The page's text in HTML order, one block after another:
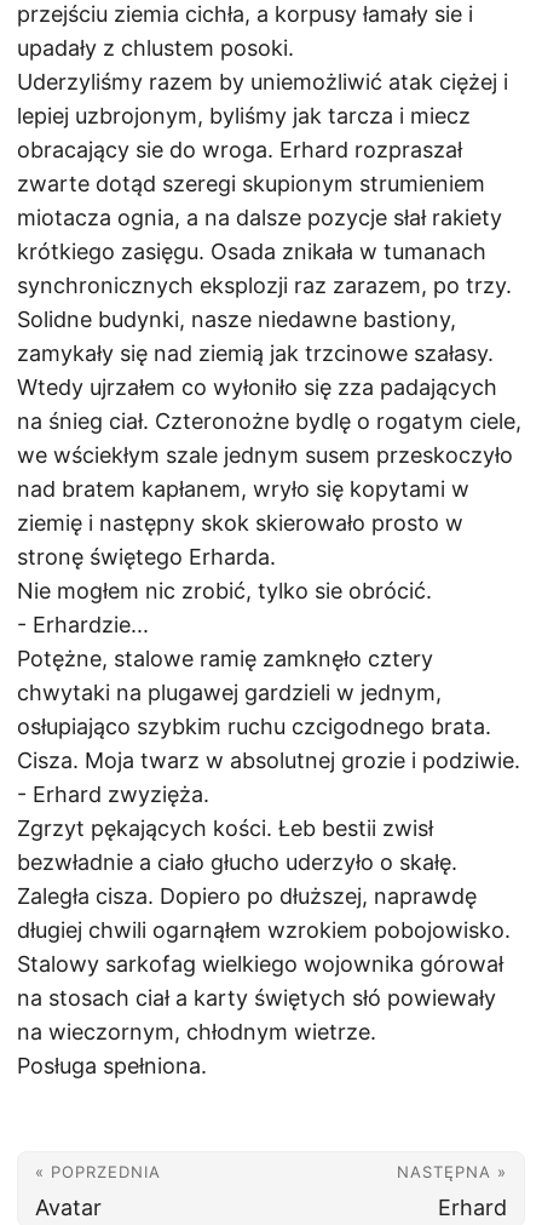
przejściu ziemia cichła, a korpusy łamały sie i
upadały z chlustem posoki.
Uderzyliśmy razem by uniemożliwić atak ciężej i
lepiej uzbrojonym, byliśmy jak tarcza i miecz
obracający sie do wroga. Erhard rozpraszał
zwarte dotąd szeregi skupionym strumieniem
miotacza ognia, a na dalsze pozycje słał rakiety
krótkiego zasięgu. Osada znikała w tumanach
synchronicznych eksplozji raz zarazem, po trzy.
Solidne budynki, nasze niedawne bastiony,
zamykały się nad ziemią jak trzcinowe szałasy.
Wtedy ujrzałem co wyłoniło się zza padających
na śnieg ciał. Czteronożne bydlę o rogatym ciele,
we wściekłym szale jednym susem przeskoczyło
nad bratem kapłanem, wryło się kopytami w
ziemię i następny skok skierowało prosto w
stronę świętego Erharda.
Nie mogłem nic zrobić, tylko sie obrócić.
- Erhardzie...
Potężne, stalowe ramię zamknęło cztery
chwytaki na plugawej gardzieli w jednym,
osłupiająco szybkim ruchu czcigodnego brata.
Cisza. Moja twarz w absolutnej grozie i podziwie.
- Erhard zwyzięża.
Zgrzyt pękających kości. Łeb bestii zwisł
bezwładnie a ciało głucho uderzyło o skałę.
Zaległa cisza. Dopiero po dłuższej, naprawdę
długiej chwili ogarnąłem wzrokiem pobojowisko.
Stalowy sarkofag wielkiego wojownika górował
na stosach ciał a karty świętych słó powiewały
na wieczornym, chłodnym wietrze.
Posługa spełniona.
« POPRZEDNIA
Avatar
NASTĘPNA »
Erhard